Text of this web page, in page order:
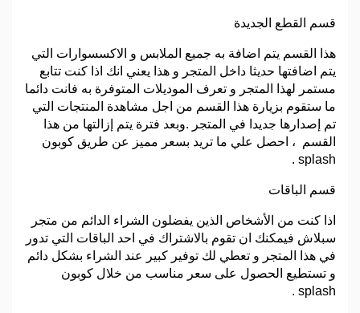
قسم القطع الجديدة
هذا القسم يتم اضافة به جميع الملابس و الاكسسوارات التي
يتم اضافتها حديثا داخل المتجر و هذا يعني انك اذا كنت تتابع
مستمر لهذا المتجر و تعرف الموديلات المتوفرة به فانت دائما
ما ستقوم بزيارة هذا القسم من اجل مشاهدة المنتجات التي
تم إصدارها جديدا في المتجر .وبعد فترة يتم إزالتها من هذا
القسم ، احصل علي ما تريد بسعر مميز عن طريق كوبون
splash .
قسم الباقات
اذا كنت من الأشخاص الذين يفضلون الشراء الدائم من متجر
سبلاش فيمكنك ان تقوم بالاشتراك في احد الباقات التي تدور
في هذا المتجر و تعطي لك توفير كبير عند الشراء بشكل دائم
و تستطيع الحصول على سعر مناسب من خلال كوبون
splash .